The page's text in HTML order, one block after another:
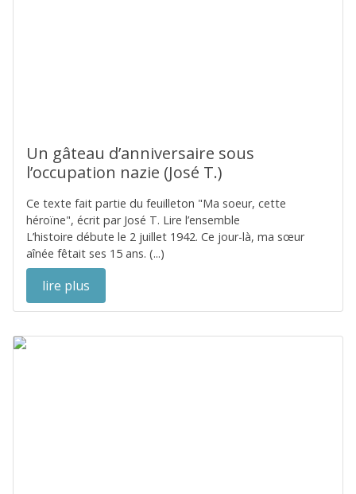
Un gâteau d’anniversaire sous
l’occupation nazie (José T.)
Ce texte fait partie du feuilleton "Ma soeur, cette
héroïne", écrit par José T. Lire l’ensemble
L’histoire débute le 2 juillet 1942. Ce jour-là, ma sœur
aînée fêtait ses 15 ans. (...)
lire plus